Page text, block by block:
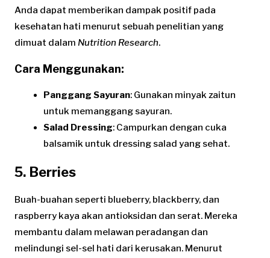
Anda dapat memberikan dampak positif pada
kesehatan hati menurut sebuah penelitian yang
dimuat dalam Nutrition Research.
Cara Menggunakan:
Panggang Sayuran: Gunakan minyak zaitun
untuk memanggang sayuran.
Salad Dressing: Campurkan dengan cuka
balsamik untuk dressing salad yang sehat.
5. Berries
Buah-buahan seperti blueberry, blackberry, dan
raspberry kaya akan antioksidan dan serat. Mereka
membantu dalam melawan peradangan dan
melindungi sel-sel hati dari kerusakan. Menurut